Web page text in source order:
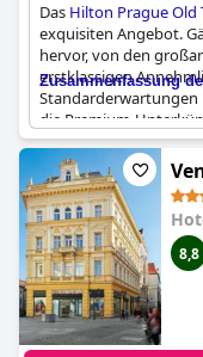
Das Hilton Prague Old
exquisiten Angebot.
hervor, von den
erstklassigen
Standarderwartungen
die Premium-
Verwöhnung bei.
außergewöhnlich
Hotels. Trotz einiger
des Hotels und der
beträchtliche Luxus
Ruf des Hotels. Für
Aufenthalt suchen,
außergewöhnlichen
Zusammenfassung
8,8